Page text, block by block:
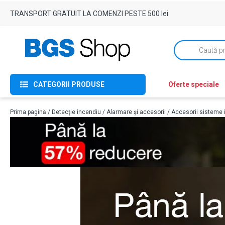
TRANSPORT GRATUIT LA COMENZI PESTE 500 lei
Products
search
CATEGORII PRODUSE Oferte speciale
Prima pagină / Detecție incendiu / Alarmare și accesorii / Accesorii sisteme